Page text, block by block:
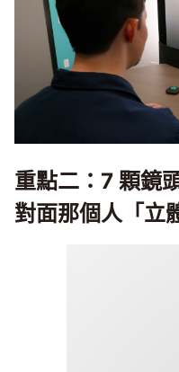
重點二：7 顆鏡
對面那個人「立